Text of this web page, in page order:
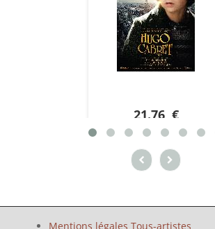
21.76 €
Mentions légales Tous-artistes